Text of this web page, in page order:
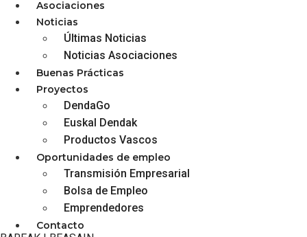
Asociaciones
Noticias
Últimas Noticias
Noticias Asociaciones
Buenas Prácticas
Proyectos
DendaGo
Euskal Dendak
Productos Vascos
Oportunidades de empleo
Transmisión Empresarial
Bolsa de Empleo
Emprendedores
Contacto
NUEVO IMPULSO AL
COMERCIO LOCAL MEDIANTE
LOS BONOS QUE SE LANZAN
HOY
diciembre 3, 2025